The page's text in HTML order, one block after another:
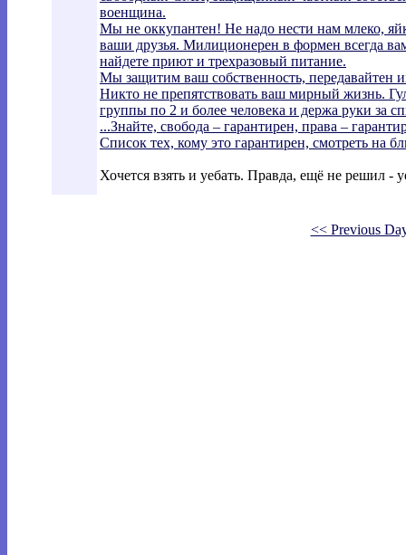
военщина.
Мы не оккупантен! Не надо нести нам млеко,
ваши друзья. Милиционерен в формен всегда
найдете приют и трехразовый питание.
Мы защитим ваш собственность, передавайтен
Никто не препятствовать ваш мирный жизнь.
группы по 2 и более человека и держа руки за
...Знайте, свобода – гарантирен, права –
Список тех, кому это гарантирен, смотреть на
Хочется взять и уебать. Правда, ещё не решил -
<< Previous